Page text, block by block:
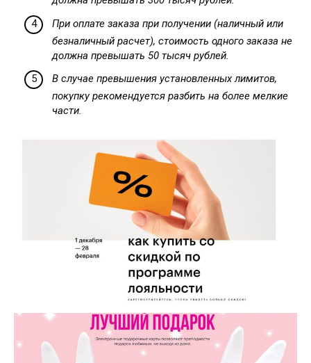
При оплате заказа при получении (наличный или
безналичный расчет), стоимость одного заказа не
должна превышать 50 тысяч рублей.
В случае превышения установленных лимитов,
покупку рекомендуется разбить на более мелкие
части.